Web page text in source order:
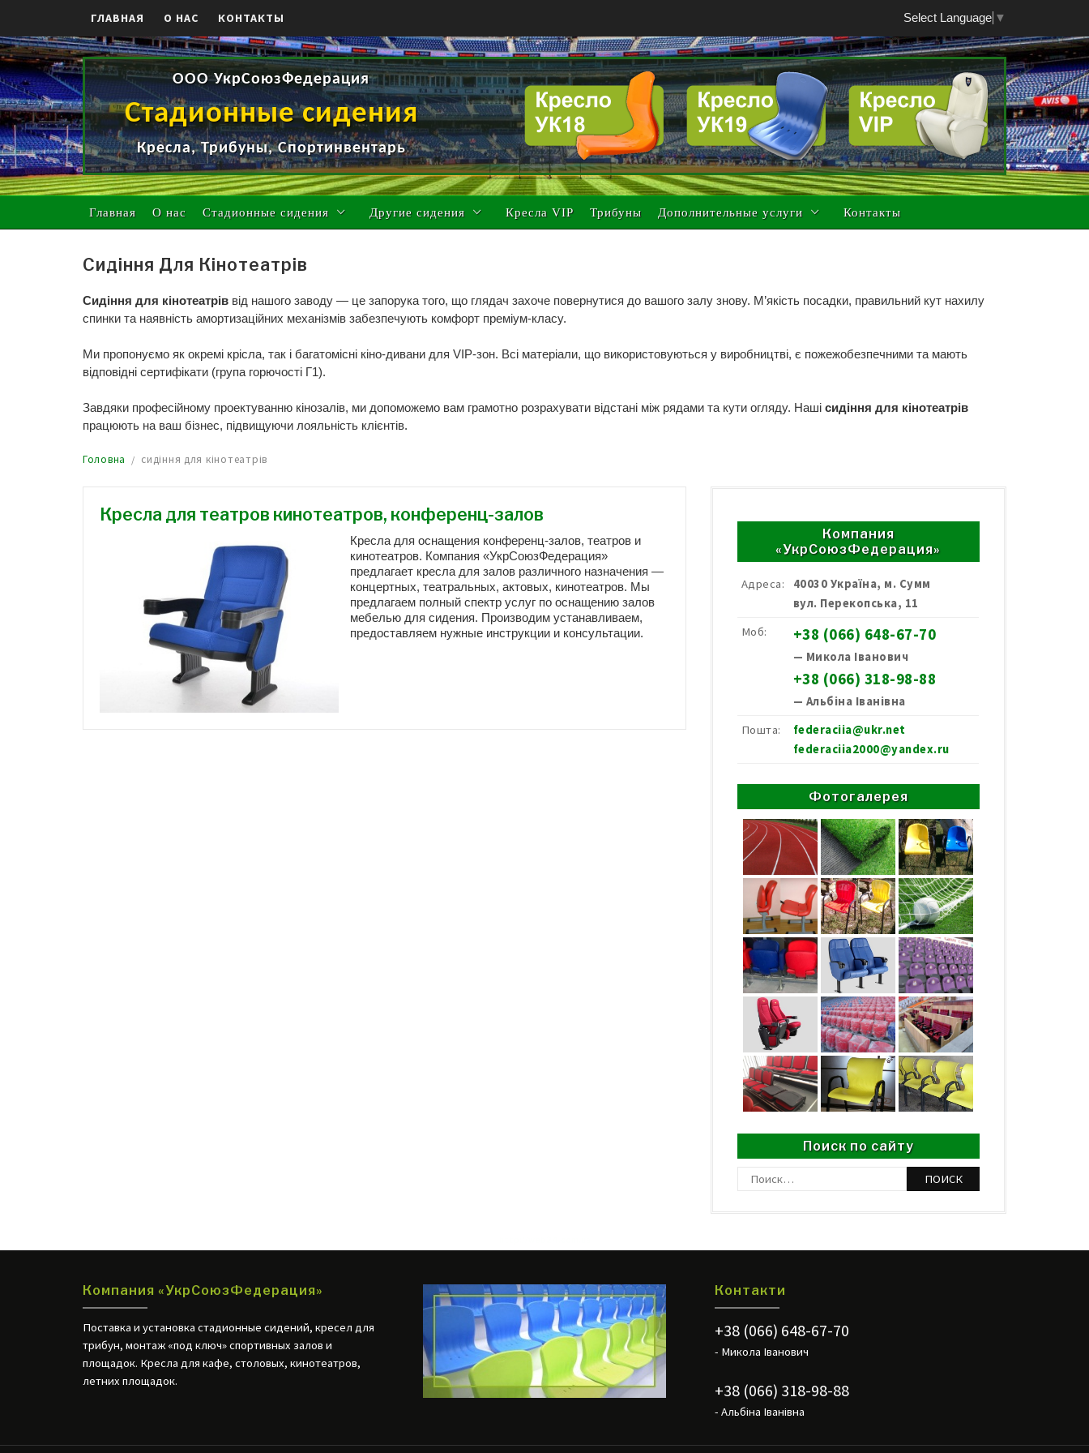
content
ГЛАВНАЯ О НАС КОНТАКТЫ Select Language ▼
ООО УкрСоюзФедерация
Стадионные сидения
Кресла, Трибуны, Спортинвентарь
Главная О нас Стадионные сидения Другие сидения Кресла VIP Трибуны Дополнительные услуги Контакты
Сидіння Для Кінотеатрів
Сидіння для кінотеатрів від нашого заводу — це запорука того, що глядач захоче повернутися до вашого залу знову. М’якість посадки, правильний кут нахилу
спинки та наявність амортизаційних механізмів забезпечують комфорт преміум-класу.
Ми пропонуємо як окремі крісла, так і багатомісні кіно-дивани для VIP-зон. Всі матеріали, що використовуються у виробництві, є пожежобезпечними та мають
відповідні сертифікати (група горючості Г1).
Завдяки професійному проектуванню кінозалів, ми допоможемо вам грамотно розрахувати відстані між рядами та кути огляду. Наші сидіння для кінотеатрів
працюють на ваш бізнес, підвищуючи лояльність клієнтів.
Головна сидіння для кінотеатрів
Кресла для театров кинотеатров, конференц-залов
Кресла для оснащения конференц-залов, театров и
кинотеатров. Компания «УкрСоюзФедерация»
предлагает кресла для залов различного назначения —
концертных, театральных, актовых, кинотеатров. Мы
предлагаем полный спектр услуг по оснащению залов
мебелью для сидения. Производим устанавливаем,
предоставляем нужные инструкции и консультации.
Компания
«УкрСоюзФедерация»
Адреса:
40030 Україна, м. Сумм
вул. Перекопська, 11
Моб:
+38 (066) 648-67-70
— Микола Іванович
+38 (066) 318-98-88
— Альбіна Іванівна
Пошта:
federaciia@ukr.net
federaciia2000@yandex.ru
Фотогалерея
Поиск по сайту
Найти:
Компания «УкрСоюзФедерация»
Поставка и установка стадионные сидений, кресел для
трибун, монтаж «под ключ» спортивных залов и
площадок. Кресла для кафе, столовых, кинотеатров,
летних площадок.
Контакти
+38 (066) 648-67-70
- Микола Іванович
+38 (066) 318-98-88
- Альбіна Іванівна